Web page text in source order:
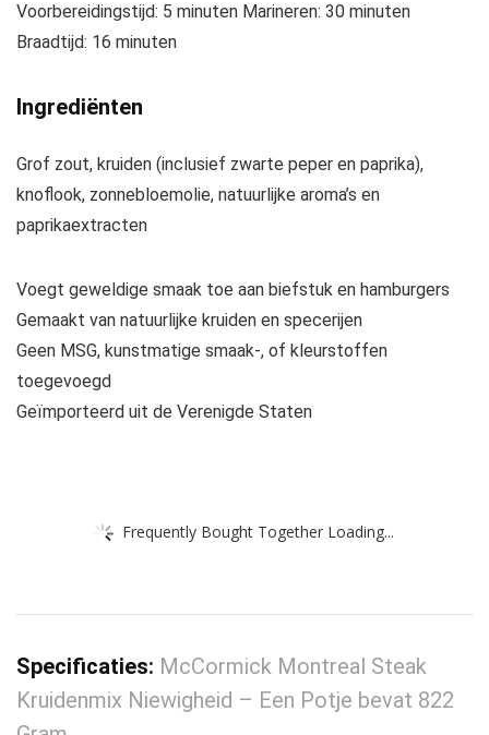
Voorbereidingstijd: 5 minuten Marineren: 30 minuten
Braadtijd: 16 minuten
Ingrediënten
Grof zout, kruiden (inclusief zwarte peper en paprika),
knoflook, zonnebloemolie, natuurlijke aroma’s en
paprikaextracten
Voegt geweldige smaak toe aan biefstuk en hamburgers
Gemaakt van natuurlijke kruiden en specerijen
Geen MSG, kunstmatige smaak-, of kleurstoffen
toegevoegd
Geïmporteerd uit de Verenigde Staten
Frequently Bought Together Loading...
Specificaties: McCormick Montreal Steak
Kruidenmix Niewigheid – Een Potje bevat 822